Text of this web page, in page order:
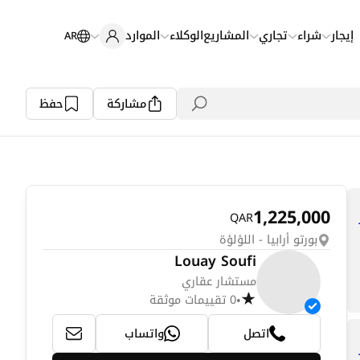
إيجار شراء تجاري المشاريعالوكلاء الموارد AR
مشاركة حفظ
1,225,000
QAR
بورتو أرابيا - اللؤلؤة
Louay Soufi
مستشار عقاري
•0 تقييمات موثقة
اتصل
واتساب